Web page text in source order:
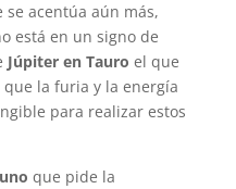
acentúa aún más,
está en un signo de
Júpiter en Tauro el que
la furia y la energía
para realizar estos
que pide la